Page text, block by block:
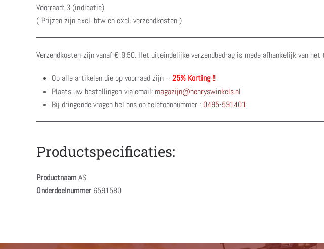
Voorraad: 3 (indicatie)
( Prijzen zijn excl. btw en excl. verzendkosten )
Verzendkosten zijn vanaf € 9.50. Het uiteindelijke verzendbedrag is mede afhankelijk van
Op alle artikelen die op voorraad zijn – 25% Korting !!
Plaats uw bestellingen via email: magazijn@henryswinkels.nl
Bij dringende vragen bel ons op telefoonnummer : 0495-591401
Productspecificaties:
ProductnaamAS
Onderdeelnummer 6591580